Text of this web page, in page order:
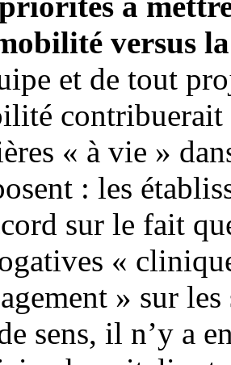
versus
et de tout
contribuerait
« à vie »
: les
sur le fait
«
» sur
sens, il n’y a